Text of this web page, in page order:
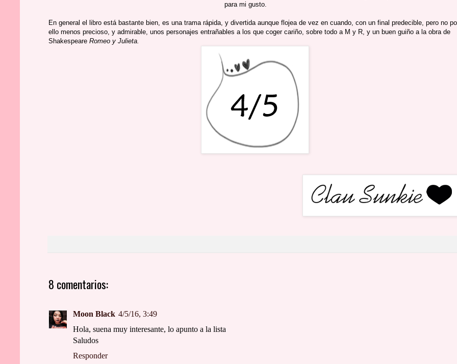
para mi gusto.
En general el libro está bastante bien, es una trama rápida, y divertida aunque flojea de vez en cuando, con un final predecible, pero no
ello menos precioso, y admirable, unos personajes entrañables a los que coger cariño, sobre todo a M y R, y un buen guiño a la obra de
Shakespeare Romeo y Julieta.
8 comentarios:
Moon Black 4/5/16, 3:49
Hola, suena muy interesante, lo apunto a la lista
Saludos
Responder